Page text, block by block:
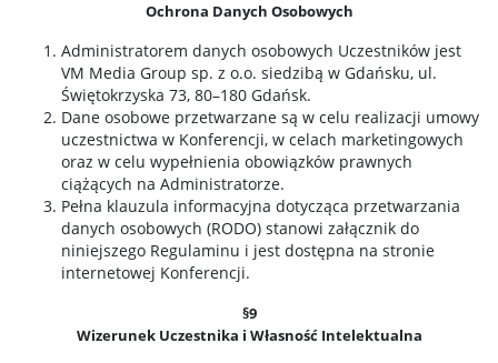
Ochrona Danych Osobowych
Administratorem danych osobowych Uczestników jest
VM Media Group sp. z o.o. siedzibą w Gdańsku, ul.
Świętokrzyska 73, 80–180 Gdańsk.
Dane osobowe przetwarzane są w celu realizacji umowy
uczestnictwa w Konferencji, w celach marketingowych
oraz w celu wypełnienia obowiązków prawnych
ciążących na Administratorze.
Pełna klauzula informacyjna dotycząca przetwarzania
danych osobowych (RODO) stanowi załącznik do
niniejszego Regulaminu i jest dostępna na stronie
internetowej Konferencji.
§9
Wizerunek Uczestnika i Własność Intelektualna